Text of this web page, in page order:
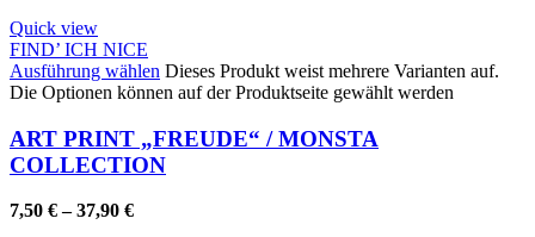
Quick view
FIND’ ICH NICE
Ausführung wählen Dieses Produkt weist mehrere Varianten auf.
Die Optionen können auf der Produktseite gewählt werden
ART PRINT „FREUDE“ / MONSTA
COLLECTION
7,50 €–37,90 €